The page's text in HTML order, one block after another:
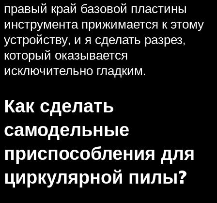
правый край базовой пластины
инструмента прижимается к этому
устройству, и я сделать разрез,
который оказывается
исключительно гладким.
Как сделать
самодельные
приспособления для
циркулярной пилы?